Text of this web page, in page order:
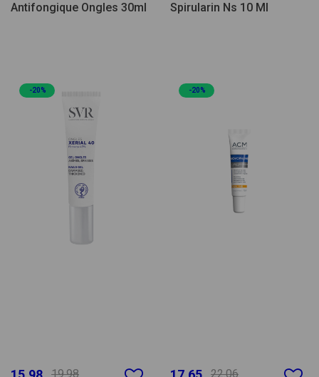
Antifongique Ongles 30ml
Spirularin Ns 10 Ml
-20%
19.98
-20%
22.06